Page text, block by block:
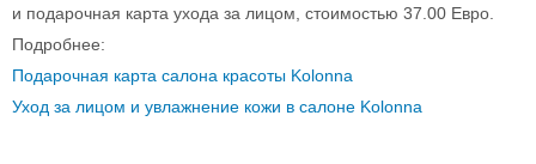
и подарочная карта ухода за лицом, стоимостью 37.00 Евро.
Подробнее:
Подарочная карта салона красоты Kolonna
Уход за лицом и увлажнение кожи в салоне Kolonna